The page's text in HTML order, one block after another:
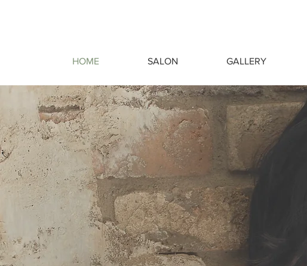
HOME SALON GALLERY